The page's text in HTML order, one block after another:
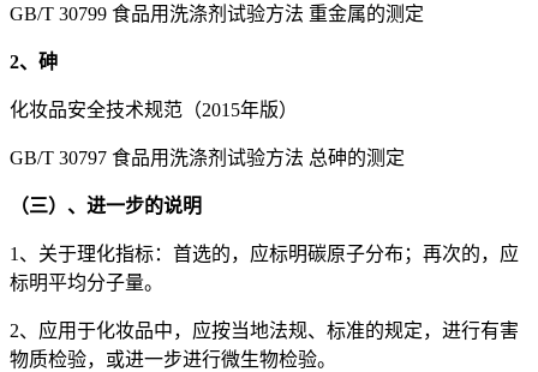
GB/T 30799 食品用洗涤剂试验方法 重金属的测定
2、砷
化妆品安全技术规范（2015年版）
GB/T 30797 食品用洗涤剂试验方法 总砷的测定
（三）、进一步的说明
1、关于理化指标：首选的，应标明碳原子分布；再次的，应
标明平均分子量。
2、应用于化妆品中，应按当地法规、标准的规定，进行有害
物质检验，或进一步进行微生物检验。